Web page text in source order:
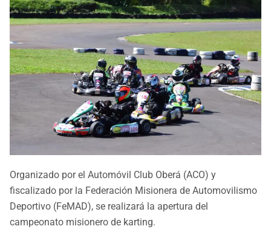
Organizado por el Automóvil Club Oberá (ACO) y
fiscalizado por la Federación Misionera de Automovilismo
Deportivo (FeMAD), se realizará la apertura del
campeonato misionero de karting.